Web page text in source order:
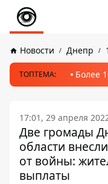
Новости Днепр
ТОПТЕМА: Более
17:01, 29 апреля
Две громады
области
от войны:
выплаты